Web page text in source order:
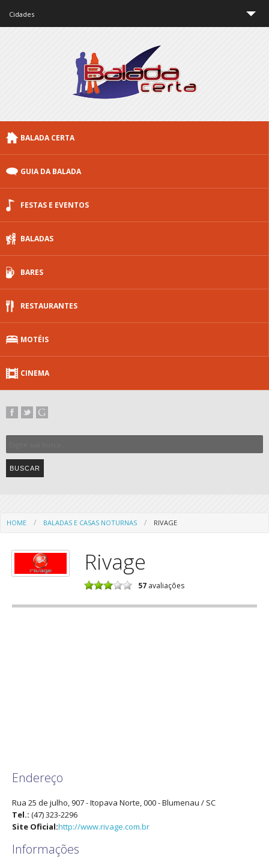
Cidades
Curitiba
Porto Alegre
Floripa
BALADA CERTA
GUIA DA BALADA
FESTAS E EVENTOS
BALADAS
BARES
RESTAURANTES
MOTÉIS
CINEMA
HOME BALADAS E CASAS NOTURNAS RIVAGE
Rivage
57 avaliações
Endereço
Rua 25 de julho, 907- Itopava Norte, 000 -Blumenau / SC
Tel.: (47) 323-2296
Site Oficial:http://www.rivage.com.br
Informações